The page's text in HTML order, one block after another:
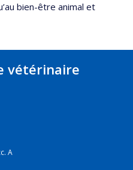
bien-être animal et
vétérinaire
A